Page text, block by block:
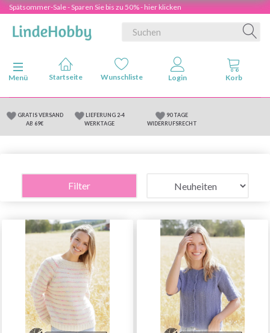
Spätsommer-Sale - Sparen Sie bis zu 50% - hier klicken
Anzeige ändern
Menü
GRATIS VERSAND
AB 69€
LIEFERUNG 2-4
WERKTAGE
90 TAGE
WIDERRUFSRECHT
Filter